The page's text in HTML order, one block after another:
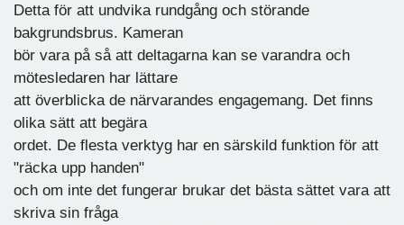
Detta för att undvika rundgång och störande
bakgrundsbrus. Kameran
bör vara på så att deltagarna kan se varandra och
mötesledaren har lättare
att överblicka de närvarandes engagemang. Det finns
olika sätt att begära
ordet. De flesta verktyg har en särskild funktion för att
"räcka upp handen"
och om inte det fungerar brukar det bästa sättet vara att
skriva sin fråga